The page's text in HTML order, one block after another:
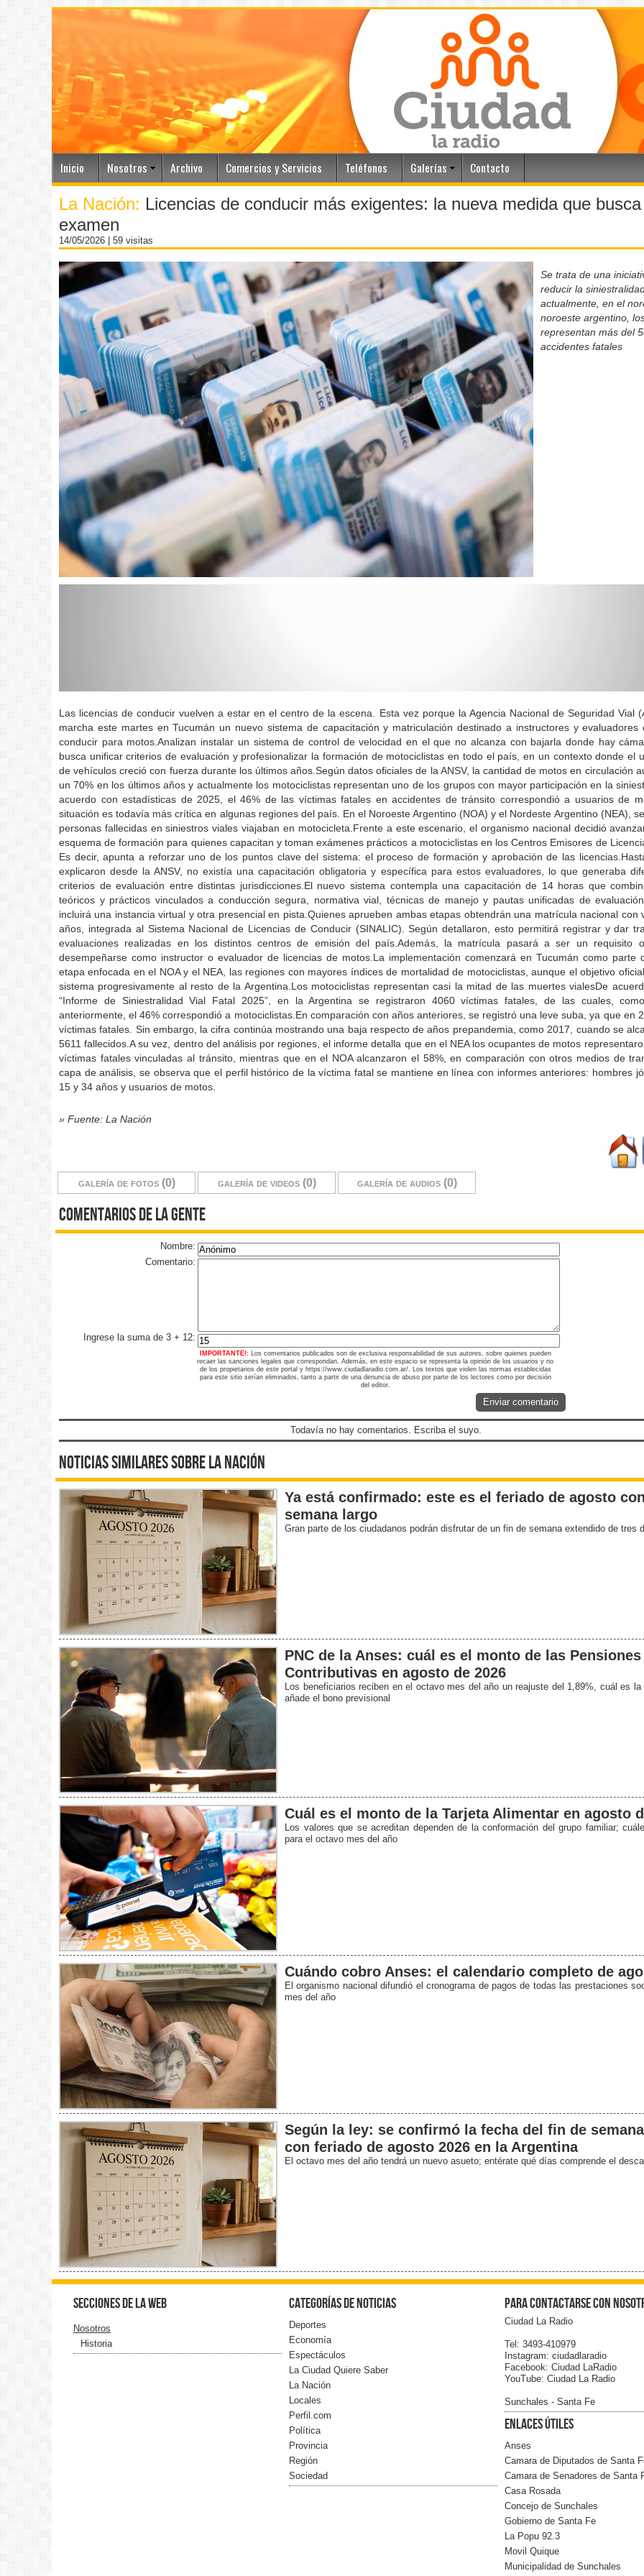
Inicio Nosotros Archivo Comercios y Servicios Teléfonos Galerías Contacto
La Nación: Licencias de conducir más exigentes: la nueva medida que
examen
14/05/2026 | 59 visitas
Se trata de una
reducir la
actualmente, en el
noroeste argentino,
representan más del
accidentes fatales
Las licencias de conducir vuelven a estar en el centro de la escena. Esta vez porque la Agencia Nacional de Seguridad Vial
marcha este martes en Tucumán un nuevo sistema de capacitación y matriculación destinado a instructores y evaluadores
conducir para motos.Analizan instalar un sistema de control de velocidad en el que no alcanza con bajarla donde hay
busca unificar criterios de evaluación y profesionalizar la formación de motociclistas en todo el país, en un contexto donde el
de vehículos creció con fuerza durante los últimos años.Según datos oficiales de la ANSV, la cantidad de motos en circulación
un 70% en los últimos años y actualmente los motociclistas representan uno de los grupos con mayor participación en la
acuerdo con estadísticas de 2025, el 46% de las víctimas fatales en accidentes de tránsito correspondió a usuarios de
situación es todavía más crítica en algunas regiones del país. En el Noroeste Argentino (NOA) y el Nordeste Argentino (NEA),
personas fallecidas en siniestros viales viajaban en motocicleta.Frente a este escenario, el organismo nacional decidió
esquema de formación para quienes capacitan y toman exámenes prácticos a motociclistas en los Centros Emisores de
Es decir, apunta a reforzar uno de los puntos clave del sistema: el proceso de formación y aprobación de las
explicaron desde la ANSV, no existía una capacitación obligatoria y específica para estos evaluadores, lo que generaba
criterios de evaluación entre distintas jurisdicciones.El nuevo sistema contempla una capacitación de 14 horas que
teóricos y prácticos vinculados a conducción segura, normativa vial, técnicas de manejo y pautas unificadas de
incluirá una instancia virtual y otra presencial en pista.Quienes aprueben ambas etapas obtendrán una matrícula nacional con
años, integrada al Sistema Nacional de Licencias de Conducir (SINALIC). Según detallaron, esto permitirá registrar y dar
evaluaciones realizadas en los distintos centros de emisión del país.Además, la matrícula pasará a ser un requisito
desempeñarse como instructor o evaluador de licencias de motos.La implementación comenzará en Tucumán como parte
etapa enfocada en el NOA y el NEA, las regiones con mayores índices de mortalidad de motociclistas, aunque el objetivo
sistema progresivamente al resto de la Argentina.Los motociclistas representan casi la mitad de las muertes vialesDe
“Informe de Siniestralidad Vial Fatal 2025”, en la Argentina se registraron 4060 víctimas fatales, de las cuales,
anteriormente, el 46% correspondió a motociclistas.En comparación con años anteriores, se registró una leve suba, ya que en
víctimas fatales. Sin embargo, la cifra continúa mostrando una baja respecto de años prepandemia, como 2017, cuando se
5611 fallecidos.A su vez, dentro del análisis por regiones, el informe detalla que en el NEA los ocupantes de motos
víctimas fatales vinculadas al tránsito, mientras que en el NOA alcanzaron el 58%, en comparación con otros medios de
capa de análisis, se observa que el perfil histórico de la víctima fatal se mantiene en línea con informes anteriores: hombres
15 y 34 años y usuarios de motos.
» Fuente: La Nación
galería de fotos (0) galería de videos (0) galería de audios (0)
comentarios de la gente
Nombre:
Comentario:
Ingrese la suma de 3 + 12:
IMPORTANTE!: Los comentarios publicados son de exclusiva responsabilidad de sus autores, sobre quienes pueden
recaer las sanciones legales que correspondan. Además, en este espacio se representa la opinión de los usuarios y no
de los propietarios de este portal y https://www.ciudadlaradio.com.ar/. Los textos que violen las normas establecidas
para este sitio serían eliminados, tanto a partir de una denuncia de abuso por parte de los lectores como por decisión
del editor.
Enviar comentario
Todavía no hay comentarios. Escriba el suyo.
noticias similares sobre la nación
Ya está confirmado: este es el feriado de agosto
semana largo
Gran parte de los ciudadanos podrán disfrutar de un fin de semana extendido de tres
PNC de la Anses: cuál es el monto de las
Contributivas en agosto de 2026
Los beneficiarios reciben en el octavo mes del año un reajuste del 1,89%, cuál es
añade el bono previsional
Cuál es el monto de la Tarjeta Alimentar en agosto
Los valores que se acreditan dependen de la conformación del grupo familiar;
para el octavo mes del año
Cuándo cobro Anses: el calendario completo de
El organismo nacional difundió el cronograma de pagos de todas las prestaciones
mes del año
Según la ley: se confirmó la fecha del fin de
con feriado de agosto 2026 en la Argentina
El octavo mes del año tendrá un nuevo asueto; entérate qué días comprende el
Secciones de la web
Nosotros
Historia
Categorías de noticias
Deportes
Economía
Espectáculos
La Ciudad Quiere Saber
La Nación
Locales
Perfil.com
Política
Provincia
Región
Sociedad
Para contactarse con
Ciudad La Radio
Tel: 3493-410979
Instagram: ciudadlaradio
Facebook: Ciudad LaRadio
YouTube: Ciudad La Radio
Sunchales - Santa Fe
Enlaces Útiles
Anses
Camara de Diputados de Santa
Camara de Senadores de Santa
Casa Rosada
Concejo de Sunchales
Gobierno de Santa Fe
La Popu 92.3
Movil Quique
Municipalidad de Sunchales